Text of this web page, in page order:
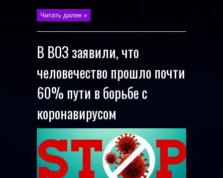
Читать далее »
В ВОЗ заявили, что
человечество прошло почти
60% пути в борьбе с
коронавирусом